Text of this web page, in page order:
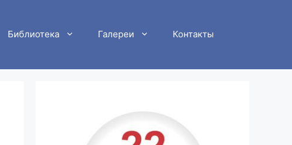
Библиотека Галереи Контакты